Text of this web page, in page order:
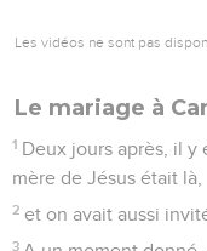
Les vidéos ne sont pas
Le mariage à
1 Deux jours après, il y
mère de Jésus était là,
2 et on avait aussi
3